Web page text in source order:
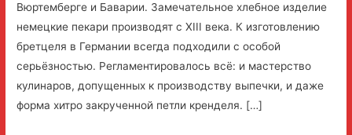
Вюртемберге и Баварии. Замечательное хлебное изделие
немецкие пекари производят с XIII века. К изготовлению
бретцеля в Германии всегда подходили с особой
серьёзностью. Регламентировалось всё: и мастерство
кулинаров, допущенных к производству выпечки, и даже
форма хитро закрученной петли кренделя. […]